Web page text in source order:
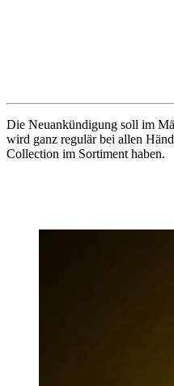
Die Neuankündigung soll im
wird ganz regulär bei allen
Collection im Sortiment haben.